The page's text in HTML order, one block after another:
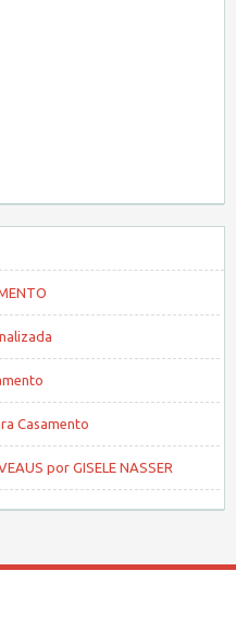
Casamento
por GISELE NASSER